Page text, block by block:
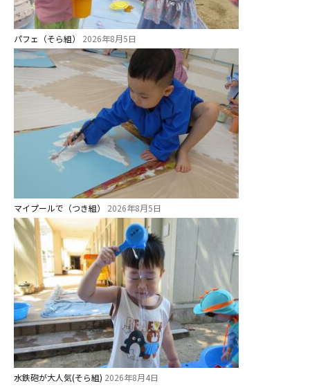
パフェ（そら組） 2026年8月5日
マイプールで（つき組） 2026年8月5日
水鉄砲が大人気(そら組) 2026年8月4日
未就園児クラス
0歳親子登園［マカロンクラス ]
1歳・2歳親子登園［マリポサクラ
2歳児ひとり登園［ゆず組 ]
グループ施設・
関係先リンク
学校法⼈鴨⾕学園 鳳幼稚園
学校法⼈諏訪森学園 諏訪森幼稚
園
⼤阪府私⽴幼稚園連盟
社会福祉法人野田福祉会